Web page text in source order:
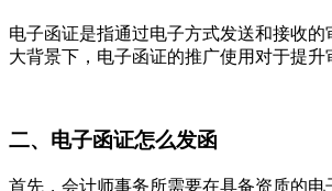
电子函证是指通过电子方式发送和接收
大背景下，电子函证的推广使用对于提升
二、电子函证怎么发函
首先，会计师事务所需要在具备资质的